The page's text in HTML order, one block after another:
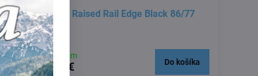
Thule Raised Rail Edge Black 86/77
Skladom
399 € Do košíka